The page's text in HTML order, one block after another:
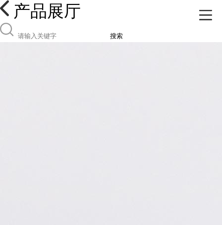
产品展厅
搜索